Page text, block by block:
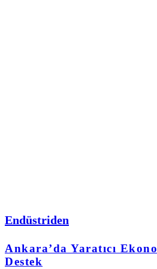
Endüstriden
Ankara’da Yaratıcı
Destek